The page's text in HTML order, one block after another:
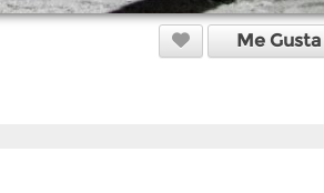
Me Gusta